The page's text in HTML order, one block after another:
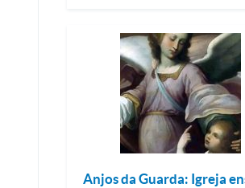
Anjos da Guarda: Igreja